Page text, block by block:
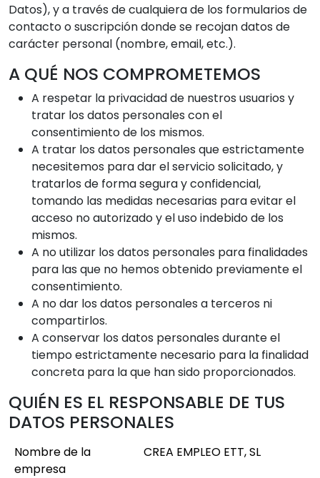
Datos), y a través de cualquiera de los formularios de
contacto o suscripción donde se recojan datos de
carácter personal (nombre, email, etc.).
A QUÉ NOS COMPROMETEMOS
A respetar la privacidad de nuestros usuarios y
tratar los datos personales con el
consentimiento de los mismos.
A tratar los datos personales que estrictamente
necesitemos para dar el servicio solicitado, y
tratarlos de forma segura y confidencial,
tomando las medidas necesarias para evitar el
acceso no autorizado y el uso indebido de los
mismos.
A no utilizar los datos personales para finalidades
para las que no hemos obtenido previamente el
consentimiento.
A no dar los datos personales a terceros ni
compartirlos.
A conservar los datos personales durante el
tiempo estrictamente necesario para la finalidad
concreta para la que han sido proporcionados.
QUIÉN ES EL RESPONSABLE DE TUS
DATOS PERSONALES
Nombre de la
empresa
CREA EMPLEO ETT, SL